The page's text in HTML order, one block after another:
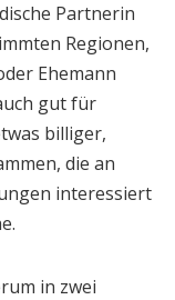
Partnerin
Regionen,
Ehemann
gut für
billiger,
die an
interessiert
in zwei